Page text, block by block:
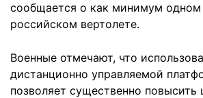
сообщается о как минимум одном
российском вертолете.
Военные отмечают, что
дистанционно управляемой
позволяет существенно повысить